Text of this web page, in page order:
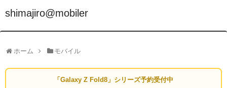
shimajiro@mobiler
ホーム モバイル
「Galaxy Z Fold8」シリーズ予約受付中